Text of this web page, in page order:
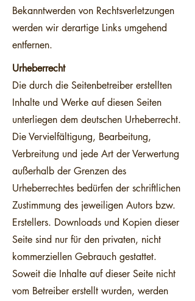
Bekanntwerden von Rechtsverletzungen
werden wir derartige Links umgehend
entfernen.
Urheberrecht
Die durch die Seitenbetreiber erstellten
Inhalte und Werke auf diesen Seiten
unterliegen dem deutschen Urheberrecht.
Die Vervielfältigung, Bearbeitung,
Verbreitung und jede Art der Verwertung
außerhalb der Grenzen des
Urheberrechtes bedürfen der schriftlichen
Zustimmung des jeweiligen Autors bzw.
Erstellers. Downloads und Kopien dieser
Seite sind nur für den privaten, nicht
kommerziellen Gebrauch gestattet.
Soweit die Inhalte auf dieser Seite nicht
vom Betreiber erstellt wurden, werden